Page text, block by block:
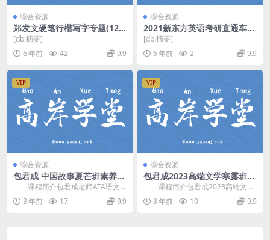
综合资源
郑发文硬笔行楷写字专题(12
讲 高清)（底部有广告水印）
百度网盘
[db:摘要]
6 年前
42 9.9
综合资源
2021新东方英语考研直通车刘
琦2000
[db:摘要]
6 年前
2 9.9
VIP
综合资源
包君成 中国故事夏芒班素养课
(含讲义)百度网盘
课程简介包君成老师ATA语文
素养课，继中国故事B卷之后，开课
的 中国故事夏芒...
3 年前 17 9.9
VIP
综合资源
包君成2023高端文学寒露班
(红色映像特别版)
课程简介包君成2023高端文学
寒露班，红色映像特别版。解决孩
子：(1)平时读...
3 年前 10 9.9